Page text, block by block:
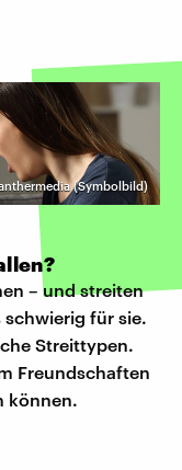
(Symbolbild)
– und streiten
für sie.
Streittypen.
Freundschaften
können.